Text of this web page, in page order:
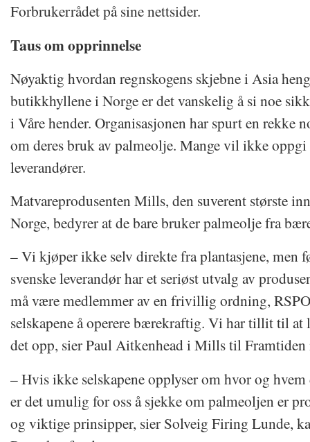
Forbrukerrådet på sine nettsider.
Taus om opprinnelse
Nøyaktig hvordan regnskogens skjebne i Asia
butikkhyllene i Norge er det vanskelig å si noe
i Våre hender. Organisasjonen har spurt en rekke
om deres bruk av palmeolje. Mange vil ikke
leverandører.
Matvareprodusenten Mills, den suverent største
Norge, bedyrer at de bare bruker palmeolje fra
– Vi kjøper ikke selv direkte fra plantasjene, men
svenske leverandør har et seriøst utvalg av
må være medlemmer av en frivillig ordning,
selskapene å operere bærekraftig. Vi har tillit til at
det opp, sier Paul Aitkenhead i Mills til Framtiden
– Hvis ikke selskapene opplyser om hvor og
er det umulig for oss å sjekke om palmeoljen er
og viktige prinsipper, sier Solveig Firing Lunde,